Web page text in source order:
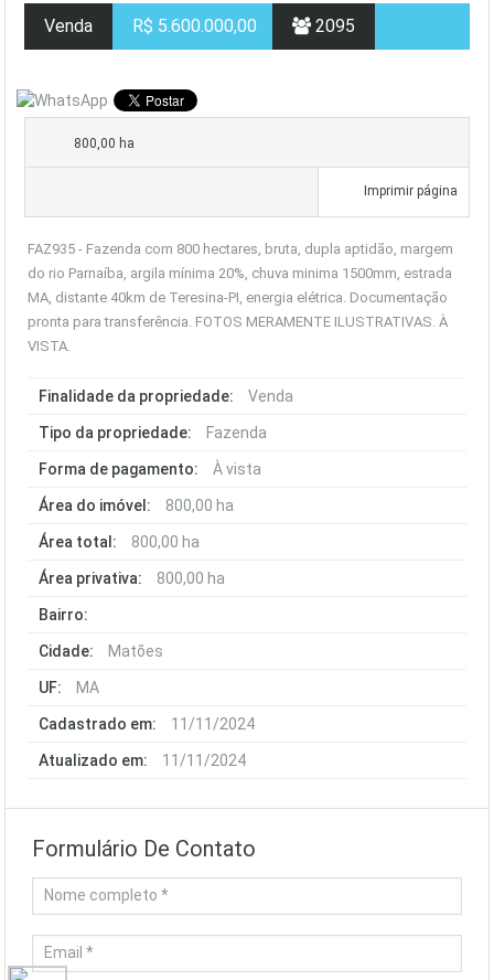
Venda R$ 5.600.000,00 2095
800,00 ha
Imprimir página
FAZ935 - Fazenda com 800 hectares, bruta, dupla aptidão, margem
do rio Parnaíba, argila mínima 20%, chuva minima 1500mm, estrada
MA, distante 40km de Teresina-PI, energia elétrica. Documentação
pronta para transferência. FOTOS MERAMENTE ILUSTRATIVAS. À
VISTA.
Finalidade da propriedade: Venda
Tipo da propriedade: Fazenda
Forma de pagamento: À vista
Área do imóvel: 800,00 ha
Área total: 800,00 ha
Área privativa: 800,00 ha
Bairro:
Cidade: Matões
UF: MA
Cadastrado em: 11/11/2024
Atualizado em: 11/11/2024
Formulário De Contato